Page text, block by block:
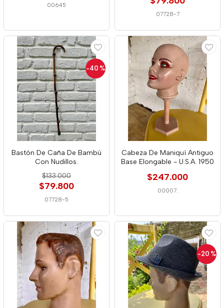
00645
07728-7
-40 %
Bastón De Caña De Bambú
Con Nudillos.
$133.000
$79.800
07728-5
Cabeza De Maniquí Antiguo
Base Elongable - U.S.A. 1950
$247.000
00007.
-20 %